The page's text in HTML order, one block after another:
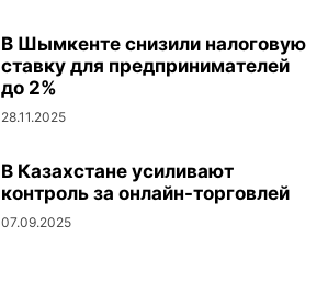
В Шымкенте снизили налоговую
ставку для предпринимателей
до 2%
28.11.2025
В Казахстане усиливают
контроль за онлайн-торговлей
07.09.2025